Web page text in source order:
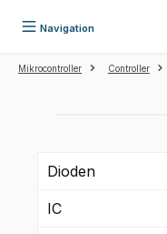
Navigation
Mikrocontroller Controller
Dioden
IC